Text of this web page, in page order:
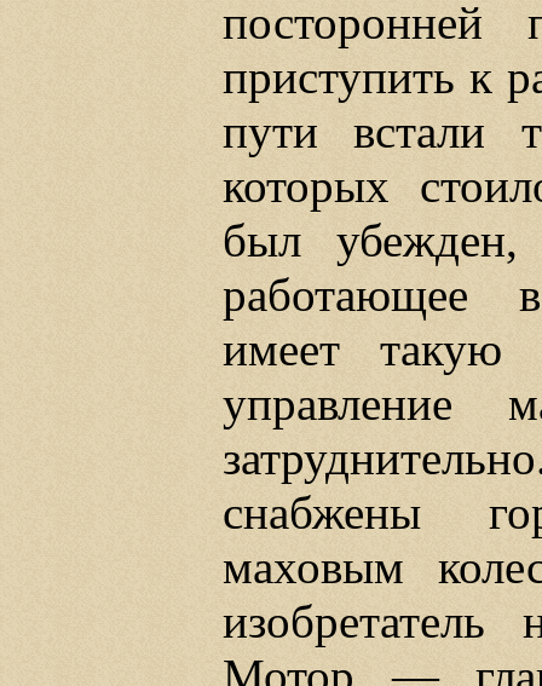
приступить к
пути встали
которых
был убежден,
работающее
имеет такую
управление
снабжены
маховым